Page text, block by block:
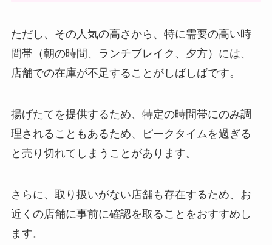
wの健康青汁はドラッグストアで
因幡の白兎お菓子 どこで売って
る?東京での購入は可能？
ただし、その人気の高さから、特に需要の高い時
間帯（朝の時間、ランチブレイク、夕方）には、
店舗での在庫が不足することがしばしばです。
揚げたてを提供するため、特定の時間帯にのみ調
理されることもあるため、ピークタイムを過ぎる
と売り切れてしまうことがあります。
さらに、取り扱いがない店舗も存在するため、お
近くの店舗に事前に確認を取ることをおすすめし
ます。